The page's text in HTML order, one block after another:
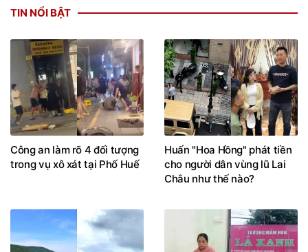
TIN NỔI BẬT
Công an làm rõ 4 đối tượng
trong vụ xô xát tại Phố Huế
Huấn "Hoa Hồng" phát tiền
cho người dân vùng lũ Lai
Châu như thế nào?